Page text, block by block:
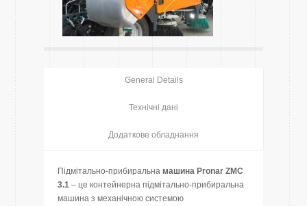
General Details
Технічні дані
Додаткове обладнання
Підмітально-прибиральна машина Pronar ZMC
3.1 – це контейнерна підмітально-прибиральна
машина з механічною системою